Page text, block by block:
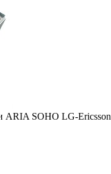
ARIA SOHO LG-Ericsson